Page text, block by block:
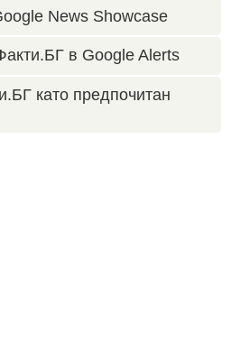
News Showcase
в Google Alerts
като предпочитан